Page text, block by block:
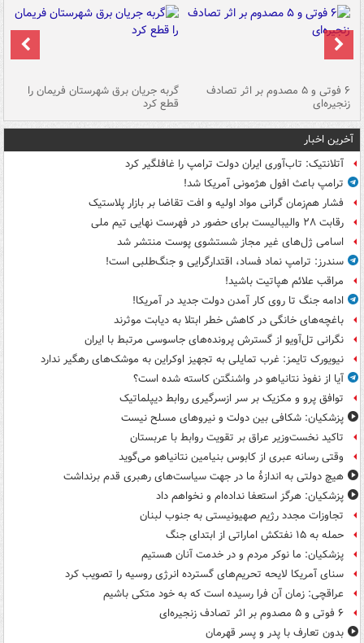
۶ فوتی و ۵ مصدوم بر اثر تصادف
زنجیره‌ای
گربه جریان برق شهرستان فریمان را
قطع کرد
آخرین اخبار
آتلانتیک: تاب‌آوری ایران دولت ترامپ را غافلگیر کرد
ترامپ باعث افول هژمونی آمریکا شد!
فشار هم‌زمان گرانی مواد اولیه و افت تقاضا بر بازار پلاستیک
رقابت ۲۸ والیبالیست برای حضور در فهرست نهایی تیم ملی
اسامی ژل‌های غیر مجاز شستشوی پوست منتشر شد
سندرز: ترامپ نماد فساد، اقتدارگرایی و جنگ‌طلبی است!
مراقب علائم هپاتیت باشید!
ادامه جنگ تا روی کار آمدن دولت جدید در آمریکا!
باغچه‌های خانگی در کاهش خطر ابتلا به دیابت موثرند
نگرانی تل‌آویو از گسترش پرونده‌های جاسوسی مرتبط با ایران
نیویورک تایمز: غرب تمایلی به تجهیز اوکراین به موشک‌های رهگیر ندارد
آیا از نفوذ نتانیاهو در واشنگتن کاسته شده است؟
توافق پرو و مکزیک بر سر ازسرگیری روابط دیپلماتیک
پزشکیان: شکافی بین دولت و نیروهای مسلح نیست
تاکید نخست‌وزیر عراق بر تقویت روابط با عربستان
وقتی رسانه عبری از کابوس بنیامین نتانیاهو می‌گوید
هیچ دولتی به اندازۀ ما در جهت سیاست‌های رهبری قدم برنداشت
پزشکیان: هرگز استعفا نداده‌ام و نخواهم داد
تجاوزات مجدد رژیم صهیونیستی به جنوب لبنان
حمله به ۱۵ نفتکش‌ اماراتی از ابتدای جنگ
پزشکیان: ما نوکر مردم و در خدمت آنان هستیم
سنای آمریکا لایحه تحریم‌های گسترده انرژی روسیه را تصویب کرد
عراقچی: زمان آن فرا رسیده است که به خود متکی باشیم
۶ فوتی و ۵ مصدوم بر اثر تصادف زنجیره‌ای
بدون تعارف با پدر و پسر قهرمان